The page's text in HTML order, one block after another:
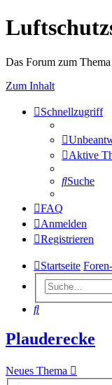
Das Forum zum
Zum Inhalt
Schnellzugriff
Aktive
Suche
FAQ
Anmelden
Registrieren
Startseite
Suche
Plauderecke
Neues Thema